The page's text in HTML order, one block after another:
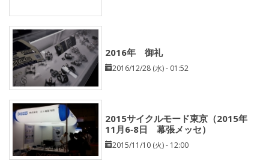
2016年 御礼
2016/12/28 (水) - 01:52
2015サイクルモード東京（2015年
11月6‐8日 幕張メッセ）
2015/11/10 (火) - 12:00